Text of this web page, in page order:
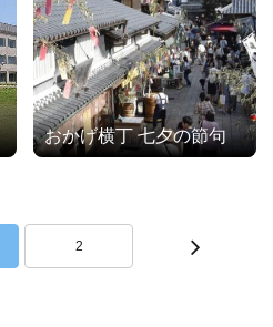
おかげ横丁 七夕の節句
2